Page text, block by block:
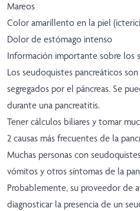
Mareos
Color amarillento en la piel
Dolor de estómago intenso
Información importante sobre los
Los seudoquistes pancreáticos
segregados por el páncreas. Se
durante una pancreatitis.
Tener cálculos biliares y tomar
2 causas más frecuentes de la
Muchas personas con
vómitos y otros síntomas de la
Probablemente, su proveedor de
diagnosticar la presencia de un